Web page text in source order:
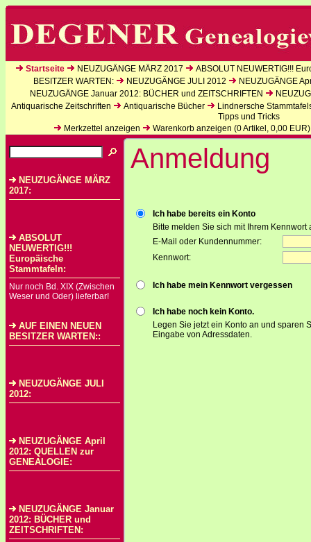
Startseite NEUZUGÄNGE MÄRZ 2017
ABSOLUT NEUWERTIG!!!
BESITZER WARTEN:
NEUZUGÄNGE JULI 2012
NEUZUGÄNGE
NEUZUGÄNGE Januar 2012: BÜCHER und ZEITSCHRIFTEN
Antiquarische Zeitschriften
Antiquarische Bücher
Lindnersche
Tipps und Tricks
Merkzettel anzeigen
Warenkorb anzeigen (0Artikel, 0,00 EUR)
NEUZUGÄNGE MÄRZ
2017:
ABSOLUT
NEUWERTIG!!!
Europäische
Stammtafeln:
Nur noch Bd. XIX (Zwischen
Weser und Oder) lieferbar!
AUF EINEN NEUEN
BESITZER WARTEN::
NEUZUGÄNGE JULI
2012:
NEUZUGÄNGE April
2012: QUELLEN zur
GENEALOGIE:
NEUZUGÄNGE Januar
2012: BÜCHER und
ZEITSCHRIFTEN:
Anmeldung
Ich habe bereits ein Konto
Bitte melden Sie sich mit Ihrem Kennwort
E-Mail oder Kundennummer:
Kennwort:
Ich habe mein Kennwort vergessen
Ich habe noch kein Konto.
Legen Sie jetzt ein Konto an und sparen
Eingabe von Adressdaten.